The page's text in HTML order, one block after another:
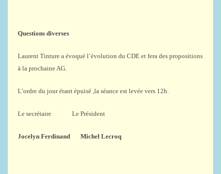
Questions diverses
Laurent Tinture a évoqué l’évolution du CDE et fera des propositions
à la prochaine AG.
L’ordre du jour étant épuisé ,la séance est levée vers 12h.
Le secrétaire Le Président
Jocelyn Ferdinand Michel Lecroq